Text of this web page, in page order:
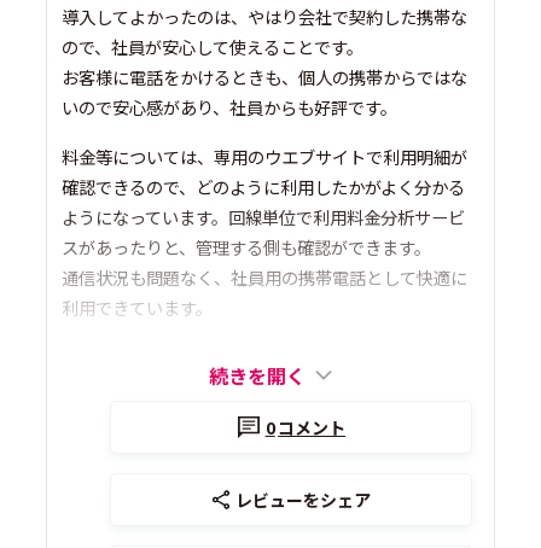
導入してよかったのは、やはり会社で契約した携帯な
ので、社員が安心して使えることです。
お客様に電話をかけるときも、個人の携帯からではな
いので安心感があり、社員からも好評です。
料金等については、専用のウエブサイトで利用明細が
確認できるので、どのように利用したかがよく分かる
ようになっています。回線単位で利用料金分析サービ
スがあったりと、管理する側も確認ができます。
通信状況も問題なく、社員用の携帯電話として快適に
利用できています。
続きを開く
0コメント
レビューをシェア